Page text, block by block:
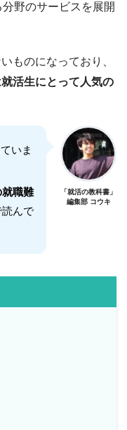
野のサービスを展開
ものになっており、
活生にとって人気の
いま
職難
んで
「就活の教科書」
編集部 コウキ